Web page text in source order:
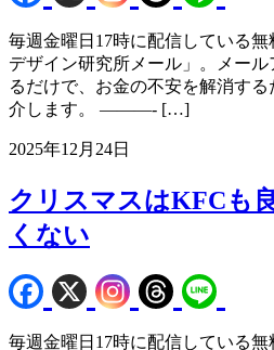
毎週金曜日17時に配信している
デザイン研究所メール」。メー
るだけで、お金の不安を解消す
介します。 ———- […]
2025年12月24日
クリスマスはKFCも
くない
毎週金曜日17時に配信している